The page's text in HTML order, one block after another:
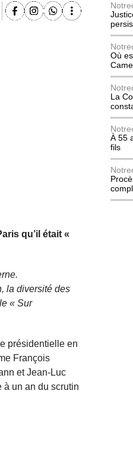
qu’il était «
la diversité des
« Sur
présidentielle en
François
et Jean-Luc
à un an du scrutin
Où
La
À 55
fils